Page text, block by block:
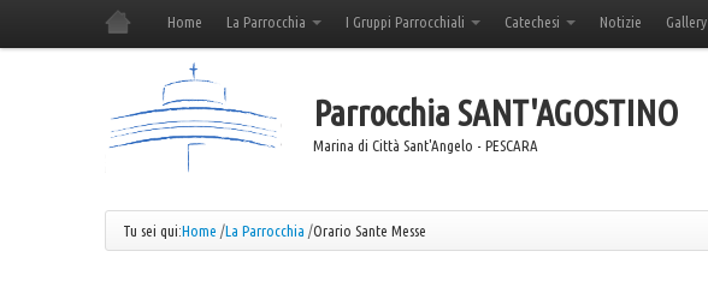
Home La Parrocchia I Gruppi Parrocchiali Catechesi Notizie Gallery
Parrocchia SANT'AGOSTINO
Marina di Città Sant'Angelo - PESCARA
Tu sei qui:Home /La Parrocchia /Orario Sante Messe